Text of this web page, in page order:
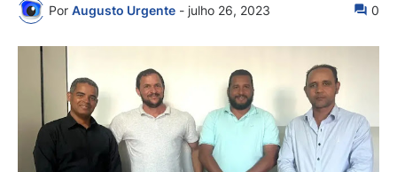
Por Augusto Urgente - julho 26, 2023 0